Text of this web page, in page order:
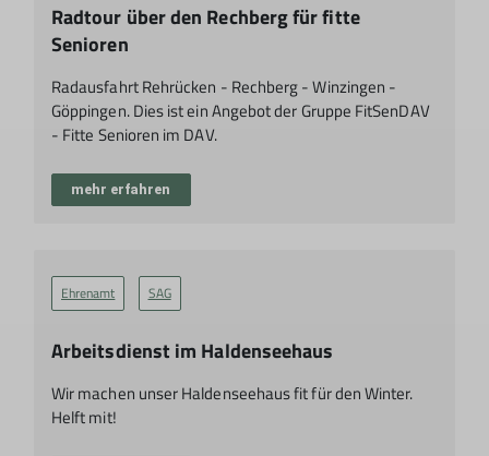
Radtour über den Rechberg für fitte
Senioren
Radausfahrt Rehrücken - Rechberg - Winzingen -
Göppingen. Dies ist ein Angebot der Gruppe FitSenDAV
- Fitte Senioren im DAV.
mehr erfahren
Ehrenamt SAG
Arbeitsdienst im Haldenseehaus
Wir machen unser Haldenseehaus fit für den Winter.
Helft mit!